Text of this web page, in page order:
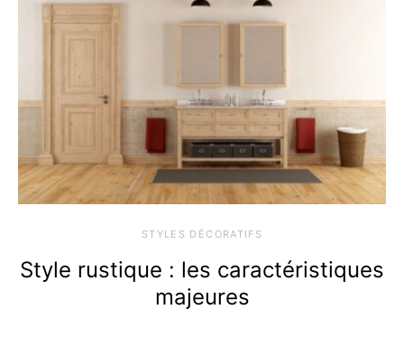
STYLES DÉCORATIFS
Style rustique : les caractéristiques
majeures